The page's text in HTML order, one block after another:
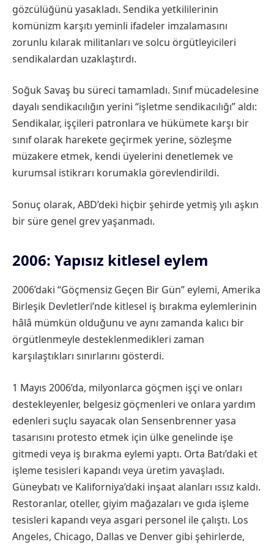
gözcülüğünü yasakladı. Sendika yetkililerinin
komünizm karşıtı yeminli ifadeler imzalamasını
zorunlu kılarak militanları ve solcu örgütleyicileri
sendikalardan uzaklaştırdı.
Soğuk Savaş bu süreci tamamladı. Sınıf mücadelesine
dayalı sendikacılığın yerini “işletme sendikacılığı” aldı:
Sendikalar, işçileri patronlara ve hükümete karşı bir
sınıf olarak harekete geçirmek yerine, sözleşme
müzakere etmek, kendi üyelerini denetlemek ve
kurumsal istikrarı korumakla görevlendirildi.
Sonuç olarak, ABD’deki hiçbir şehirde yetmiş yılı aşkın
bir süre genel grev yaşanmadı.
2006: Yapısız kitlesel eylem
2006’daki “Göçmensiz Geçen Bir Gün” eylemi, Amerika
Birleşik Devletleri’nde kitlesel iş bırakma eylemlerinin
hâlâ mümkün olduğunu ve aynı zamanda kalıcı bir
örgütlenmeyle desteklenmedikleri zaman
karşılaştıkları sınırlarını gösterdi.
1 Mayıs 2006’da, milyonlarca göçmen işçi ve onları
destekleyenler, belgesiz göçmenleri ve onlara yardım
edenleri suçlu sayacak olan Sensenbrenner yasa
tasarısını protesto etmek için ülke genelinde işe
gitmedi veya iş bırakma eylemi yaptı. Orta Batı’daki et
işleme tesisleri kapandı veya üretim yavaşladı.
Güneybatı ve Kaliforniya’daki inşaat alanları ıssız kaldı.
Restoranlar, oteller, giyim mağazaları ve gıda işleme
tesisleri kapandı veya asgari personel ile çalıştı. Los
Angeles, Chicago, Dallas ve Denver gibi şehirlerde,